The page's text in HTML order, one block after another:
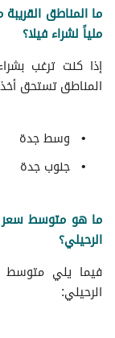
ما المناطق
ملياً لشراء فيلا؟
إذا كنت ترغب
المناطق تستحق
وسط جدة
جنوب جدة
ما هو متوسط سعر
الرحيلي؟
فيما يلي متوسط
الرحيلي: